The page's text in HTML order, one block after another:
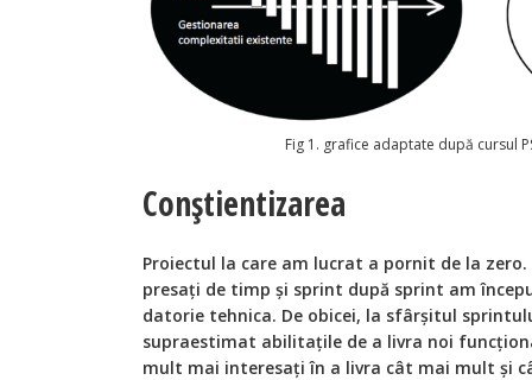
Fig 1. grafice adaptate după cursul
Conștientizarea
Proiectul la care am lucrat a pornit de la
presați de timp și sprint după sprint am
datorie tehnica. De obicei, la sfârșitul
supraestimat abilitațile de a livra noi
mult mai interesați în a livra cât mai mult și